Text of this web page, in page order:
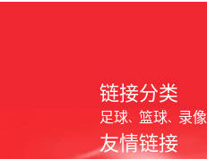
链接分类
足球 篮球 录像
友情链接